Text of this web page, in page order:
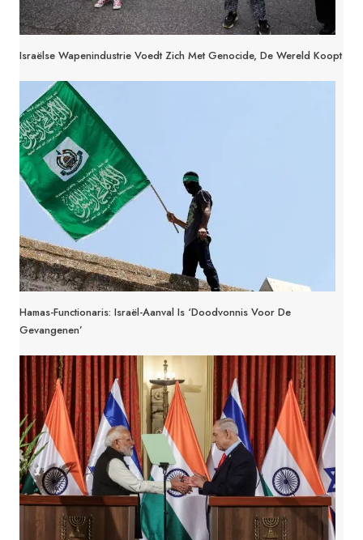
Israëlse Wapenindustrie Voedt Zich Met Genocide, De Wereld Koopt
Hamas-Functionaris: Israël-Aanval Is ‘doodvonnis Voor De
Gevangenen’